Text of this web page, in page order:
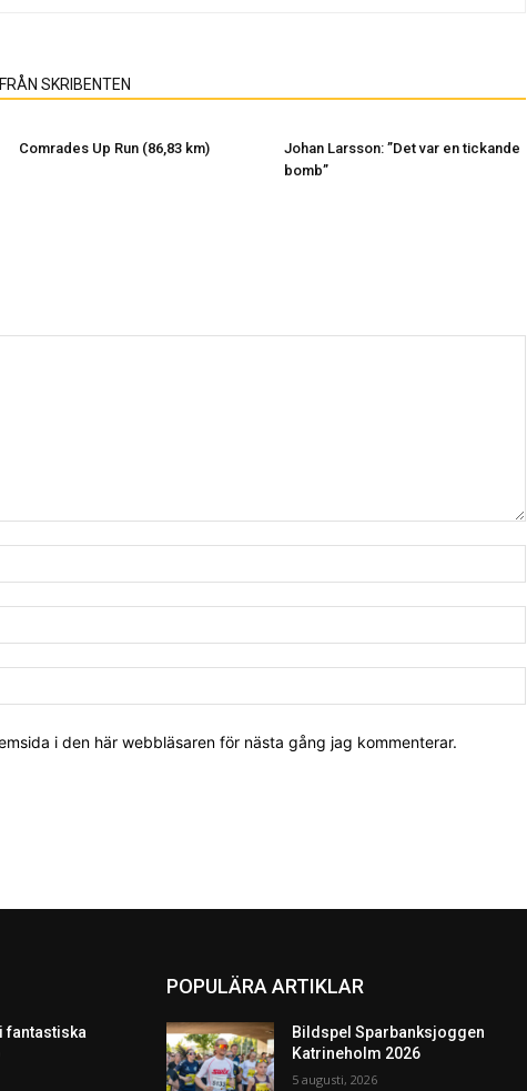
SKRIBENTEN
Comrades Up Run (86,83 km)
Johan Larsson: ”Det var en tickande
bomb”
i den här webbläsaren för nästa gång jag kommenterar.
fantastiska
POPULÄRA ARTIKLAR
Bildspel Sparbanksjoggen
Katrineholm 2026
5 augusti, 2026